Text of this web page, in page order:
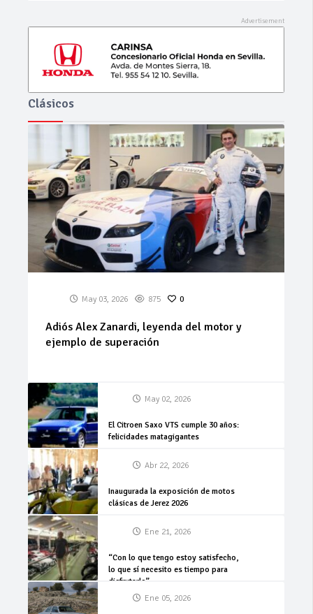
Clásicos
May 03, 2026 875 0
Adiós Alex Zanardi, leyenda del motor y
ejemplo de superación
May 02, 2026
El Citroen Saxo VTS cumple 30 años:
felicidades matagigantes
Abr 22, 2026
Inaugurada la exposición de motos
clásicas de Jerez 2026
Ene 21, 2026
“Con lo que tengo estoy satisfecho,
lo que sí necesito es tiempo para
disfrutarlo”
Ene 05, 2026